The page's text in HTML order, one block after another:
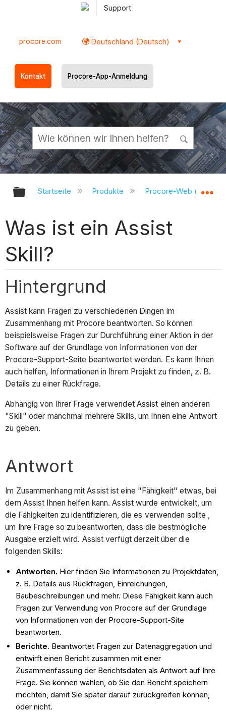
Support
procore.com Deutschland (Deutsch)
Kontakt Procore-App-Anmeldung
Globale Hierarchie auf- und
Startseite Produkte Procore-Web
Was ist ein Assist
Skill?
Hintergrund
Assist kann Fragen zu verschiedenen Dingen im
Zusammenhang mit Procore beantworten. So können
beispielsweise Fragen zur Durchführung einer Aktion in der
Software auf der Grundlage von Informationen von der
Procore-Support-Seite beantwortet werden. Es kann Ihnen
auch helfen, Informationen in Ihrem Projekt zu finden, z. B.
Details zu einer Rückfrage.
Abhängig von Ihrer Frage verwendet Assist einen anderen
"Skill" oder manchmal mehrere Skills, um Ihnen eine Antwort
zu geben.
Antwort
Im Zusammenhang mit Assist ist eine "Fähigkeit" etwas, bei
dem Assist Ihnen helfen kann. Assist wurde entwickelt, um
die Fähigkeiten zu identifizieren, die es verwenden sollte ,
um Ihre Frage so zu beantworten, dass die bestmögliche
Ausgabe erzielt wird. Assist verfügt derzeit über die
folgenden Skills:
Antworten. Hier finden Sie Informationen zu Projektdaten,
z. B. Details aus Rückfragen, Einreichungen,
Baubeschreibungen und mehr. Diese Fähigkeit kann auch
Fragen zur Verwendung von Procore auf der Grundlage
von Informationen von der Procore-Support-Site
beantworten.
Berichte. Beantwortet Fragen zur Datenaggregation und
entwirft einen Bericht zusammen mit einer
Zusammenfassung der Berichtsdaten als Antwort auf Ihre
Frage. Sie können wählen, ob Sie den Bericht speichern
möchten, damit Sie später darauf zurückgreifen können,
oder nicht.